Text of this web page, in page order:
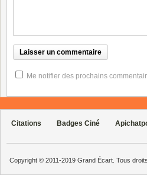
Me notifier des prochains
Citations Badges Ciné
Copyright © 2011-2019 Grand Écart. Tous